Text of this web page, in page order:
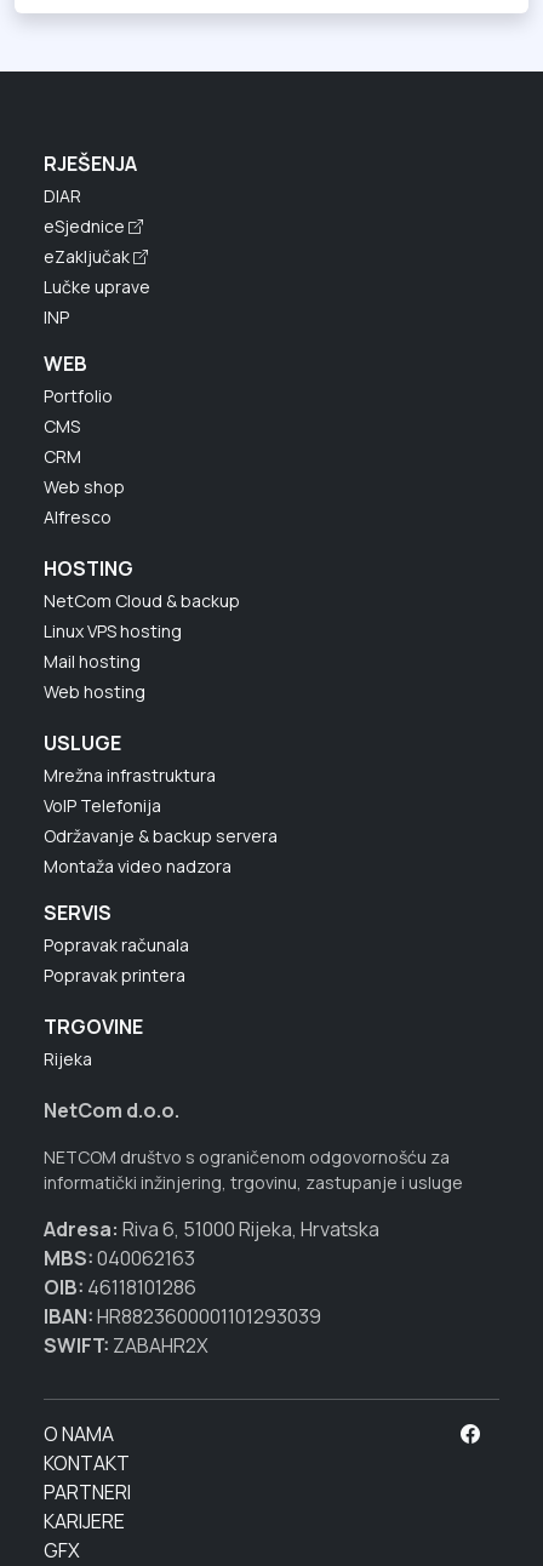
RJEŠENJA
DIAR
eSjednice
eZaključak
Lučke uprave
INP
WEB
Portfolio
CMS
CRM
Web shop
Alfresco
HOSTING
NetCom Cloud & backup
Linux VPS hosting
Mail hosting
Web hosting
USLUGE
Mrežna infrastruktura
VoIP Telefonija
Održavanje & backup servera
Montaža video nadzora
SERVIS
Popravak računala
Popravak printera
TRGOVINE
Rijeka
NetCom d.o.o.
NETCOM društvo s ograničenom odgovornošću za
informatički inžinjering, trgovinu, zastupanje i usluge
Adresa: Riva 6, 51000 Rijeka, Hrvatska
MBS:040062163
OIB: 46118101286
IBAN:HR8823600001101293039
SWIFT: ZABAHR2X
O NAMA
KONTAKT
PARTNERI
KARIJERE
GFX